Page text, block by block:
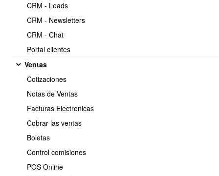
CRM - Leads
CRM - Newsletters
CRM - Chat
Portal clientes
Ventas
Cotizaciones
Notas de Ventas
Facturas Electronicas
Cobrar las ventas
Boletas
Control comisiones
POS Online
Video Tutorial
https://www.youtube.com/watch?v=ocBpyDL0B3I